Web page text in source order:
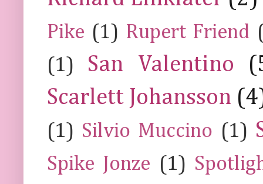
Pike (1) Rupert Friend
(1)
San Valentino
Scarlett Johansson
(1) Silvio Muccino (1)
Spike Jonze (1)